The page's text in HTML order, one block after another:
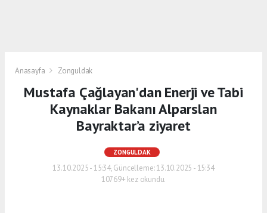
Anasayfa Zonguldak
Mustafa Çağlayan'dan Enerji ve Tabi
Kaynaklar Bakanı Alparslan
Bayraktar’a ziyaret
ZONGULDAK
13.10.2025 - 15:34, Güncelleme: 13.10.2025 - 15:34
10769+ kez okundu.